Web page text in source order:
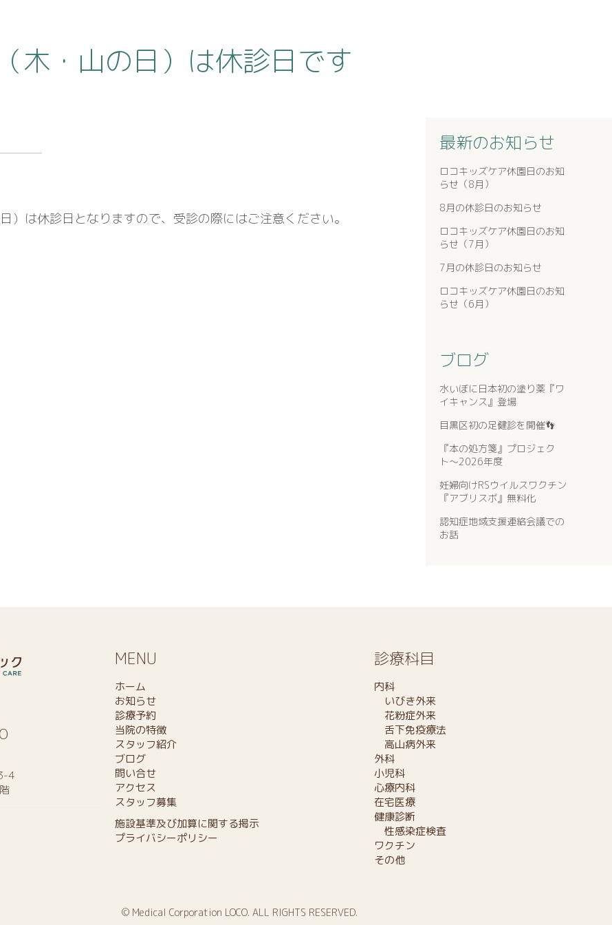
木・山の日）は休診日です
）は休診日となりますので、受診の際にはご注意ください。
最新のお知らせ
ロコキッズケア休園日のお知
らせ（8月）
8月の休診日のお知らせ
ロコキッズケア休園日のお知
らせ（7月）
7月の休診日のお知らせ
ロコキッズケア休園日のお知
らせ（6月）
ブログ
水いぼに日本初の塗り薬『ワ
イキャンス』登場
目黒区初の足健診を開催👣
『本の処方箋』プロジェク
ト〜2026年度
妊婦向けRSウイルスワクチン
『アブリスボ』無料化
認知症地域支援連絡会議での
お話
4
MENU
ホーム
お知らせ
診療予約
当院の特徴
スタッフ紹介
ブログ
問い合せ
アクセス
スタッフ募集
施設基準及び加算に関する掲示
プライバシーポリシー
診療科目
内科
いびき外来
花粉症外来
舌下免疫療法
高山病外来
外科
小児科
心療内科
在宅医療
健康診断
性感染症検査
ワクチン
その他
© Medical Corporation LOCO. ALL RIGHTS RESERVED.